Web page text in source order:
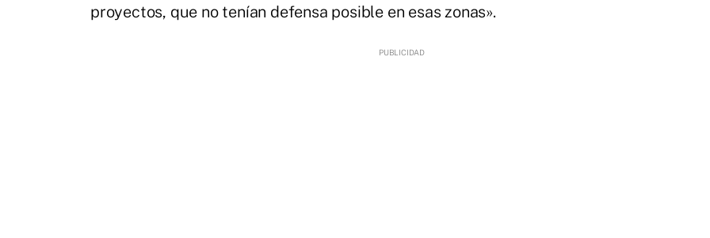
proyectos, que no tenían defensa posible en esas zonas».